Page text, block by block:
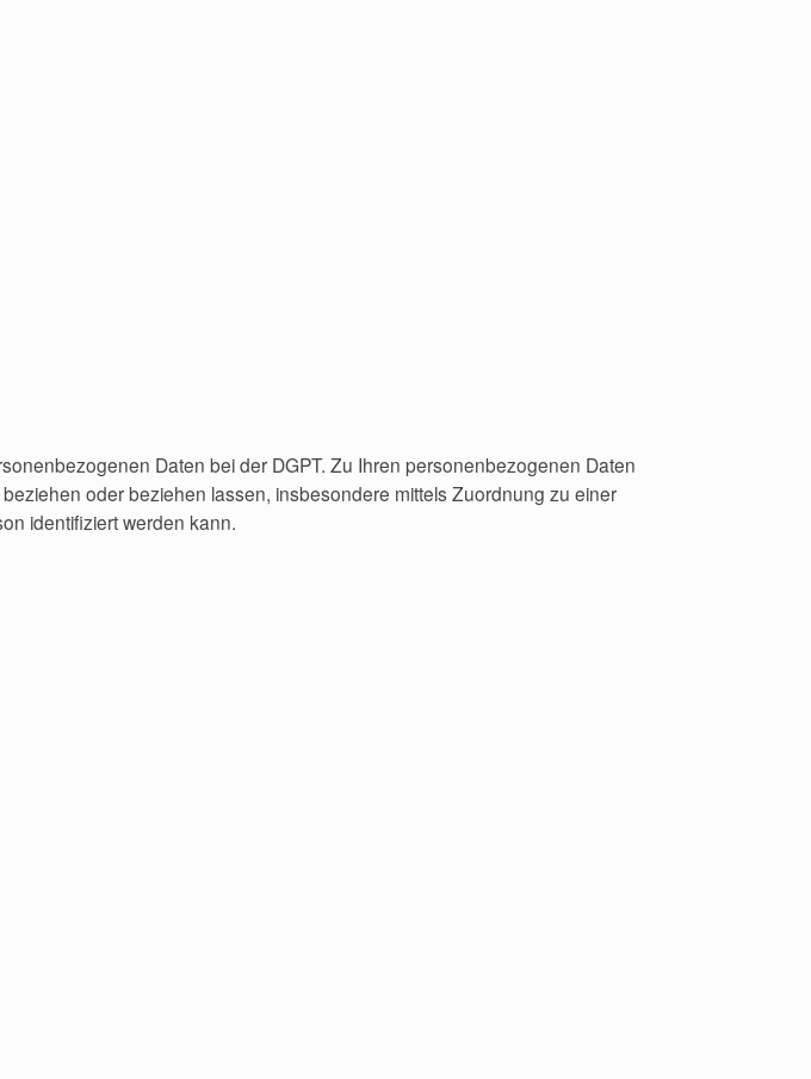
Daten bei der DGPT. Zu Ihren personenbezogenen Daten
oder beziehen lassen, insbesondere mittels Zuordnung zu einer
identifiziert werden kann.